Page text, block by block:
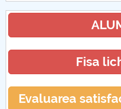
Fisa
Evaluarea